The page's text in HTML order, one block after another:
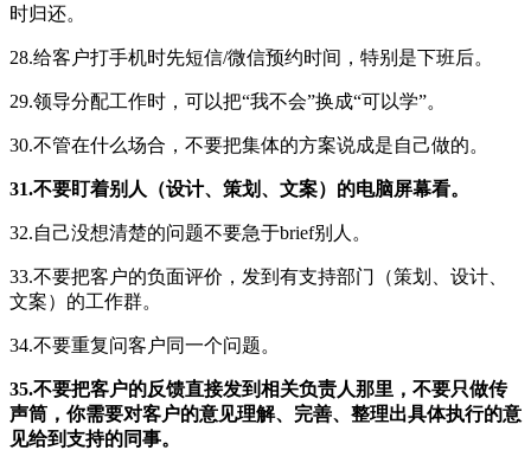
时归还。
28.给客户打手机时先短信/微信预约时间，特别是下班后。
29.领导分配工作时，可以把“我不会”换成“可以学”。
30.不管在什么场合，不要把集体的方案说成是自己做的。
31.不要盯着别人（设计、策划、文案）的电脑屏幕看。
32.自己没想清楚的问题不要急于brief别人。
33.不要把客户的负面评价，发到有支持部门（策划、设计、
文案）的工作群。
34.不要重复问客户同一个问题。
35.不要把客户的反馈直接发到相关负责人那里，不要只做传
声筒，你需要对客户的意见理解、完善、整理出具体执行的意
见给到支持的同事。